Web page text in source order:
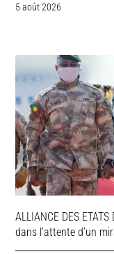
5 août 2026
ALLIANCE DES
dans l’attente d’un